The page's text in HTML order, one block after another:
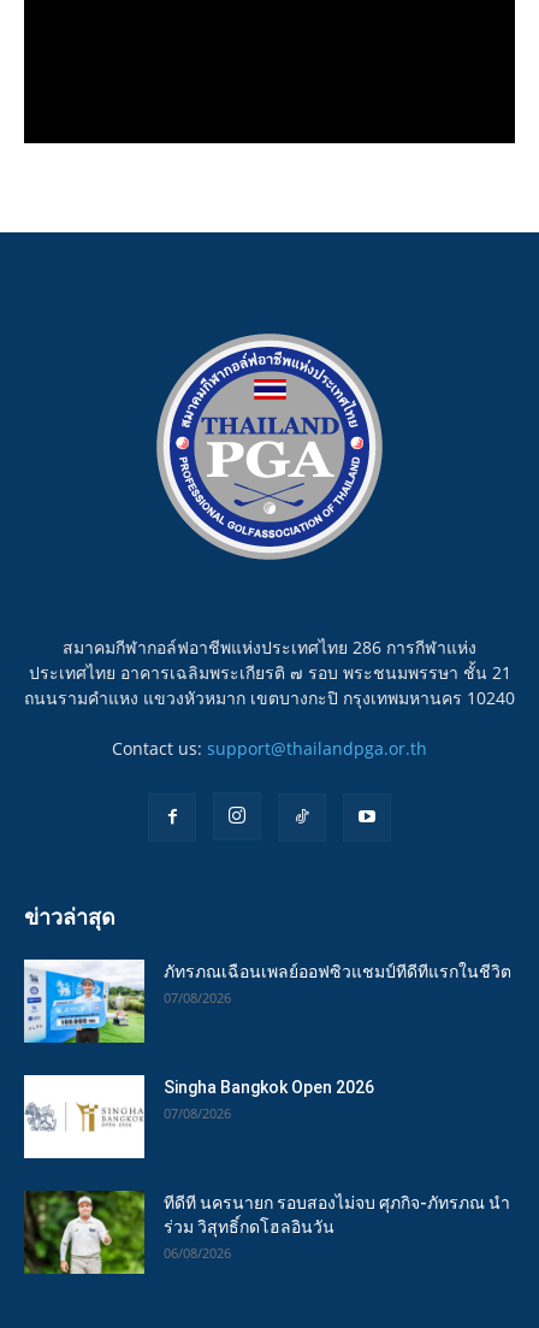
สมาคมกีฬากอล์ฟอาชีพแห่งประเทศไทย 286 การกีฬาแห่ง
ประเทศไทย อาคารเฉลิมพระเกียรติ ๗ รอบ พระชนมพรรษา ชั้น 21
ถนนรามคำแหง แขวงหัวหมาก เขตบางกะปิ กรุงเทพมหานคร 10240
Contact us: support@thailandpga.or.th
ข่าวล่าสุด
ภัทรภณเฉือนเพลย์ออฟซิวแชมป์ทีดีทีแรกในชีวิต
07/08/2026
Singha Bangkok Open 2026
07/08/2026
ทีดีที นครนายก รอบสองไม่จบ ศุภกิจ-ภัทรภณ นำ
ร่วม วิสุทธิ์กดโฮลอินวัน
06/08/2026